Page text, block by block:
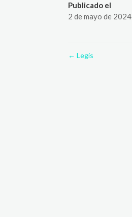
Publicado el
2 de mayo de 2024
← Legis